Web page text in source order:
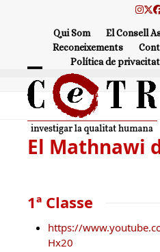
Qui Som El Consell
Reconeixements
Política de privacitat
Open
mobile
menu
Close
mobile
menu
El Mathnawi
1ª Classe
https://
Hx20